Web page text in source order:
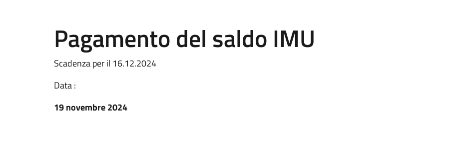
Pagamento del saldo IMU
Scadenza per il 16.12.2024
Data :
19 novembre 2024